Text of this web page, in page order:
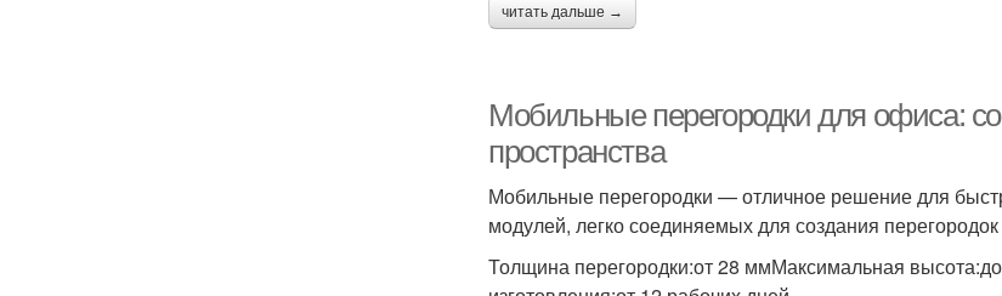
читать дальше →
Мобильные перегородки для офиса:
пространства
Мобильные перегородки — отличное решение для
модулей, легко соединяемых для создания
Толщина перегородки:от 28 ммМаксимальная